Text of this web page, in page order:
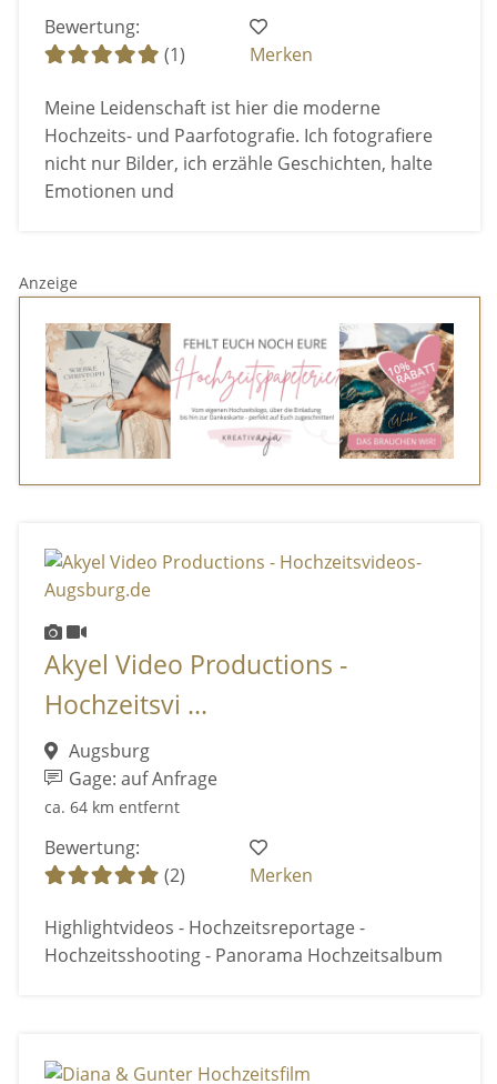
Bewertung:
(1)
Merken
Meine Leidenschaft ist hier die moderne
Hochzeits- und Paarfotografie. Ich fotografiere
nicht nur Bilder, ich erzähle Geschichten, halte
Emotionen und
Anzeige
Akyel Video Productions -
Hochzeitsvi ...
Augsburg
Gage: auf Anfrage
ca. 64 km entfernt
Bewertung:
(2)
Merken
Highlightvideos - Hochzeitsreportage -
Hochzeitsshooting - Panorama Hochzeitsalbum